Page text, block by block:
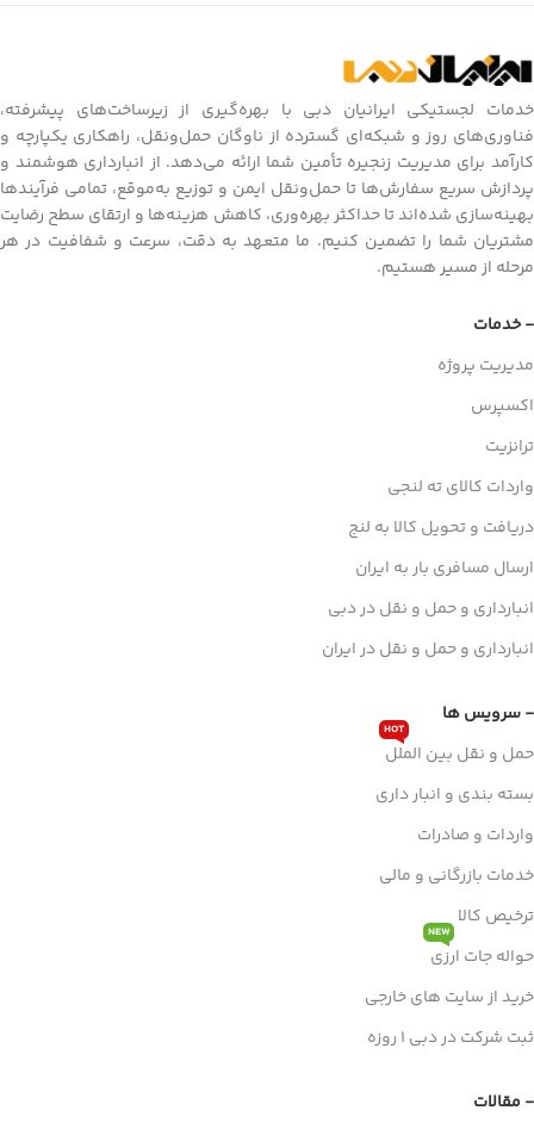
خدمات لجستیکی ایرانیان دبی با بهره‌گیری از زیرساخت‌های پیشرفته،
فناوری‌های روز و شبکه‌ای گسترده از ناوگان حمل‌ونقل، راهکاری یکپارچه و
کارآمد برای مدیریت زنجیره تأمین شما ارائه می‌دهد. از انبارداری هوشمند و
پردازش سریع سفارش‌ها تا حمل‌ونقل ایمن و توزیع به‌موقع، تمامی فرآیندها
بهینه‌سازی شده‌اند تا حداکثر بهره‌وری، کاهش هزینه‌ها و ارتقای سطح رضایت
مشتریان شما را تضمین کنیم. ما متعهد به دقت، سرعت و شفافیت در هر
مرحله از مسیر هستیم.
- خدمات
مدیریت پروژه
اکسپرس
ترانزیت
واردات کالای ته لنجی
دریافت و تحویل کالا به لنج
ارسال مسافری بار به ایران
انبارداری و حمل و نقل در دبی
انبارداری و حمل و نقل در ایران
- سرویس ها
حمل و نقل بین الملل
HOT
بسته بندی و انبار داری
واردات و صادرات
خدمات بازرگانی و مالی
ترخیص کالا
حواله جات ارزی
NEW
خرید از سایت های خارجی
ثبت شرکت در دبی 1 روزه
- مقالات